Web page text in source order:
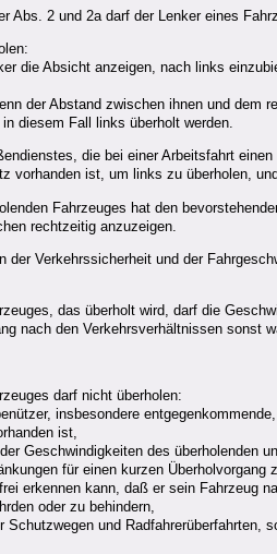
Abs. 2 und 2a darf der Lenker eines
die Absicht anzeigen, nach links
der Abstand zwischen ihnen und dem
diesem Fall links überholt werden.
die bei einer Arbeitsfahrt
vorhanden ist, um links zu überholen,
Fahrzeuges hat den
rechtzeitig anzuzeigen.
der Verkehrssicherheit und der
das überholt wird, darf die
nach den Verkehrsverhältnissen sonst
darf nicht überholen:
insbesondere
ist,
Geschwindigkeiten des überholenden
für einen kurzen Überholvorgang
erkennen kann, daß er sein Fahrzeug
oder zu behindern,
Schutzwegen und Radfahrerüberfahrten,